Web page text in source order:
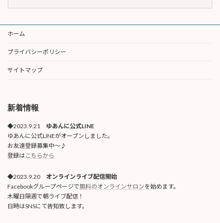
ホーム
プライバシーポリシー
サイトマップ
新着情報
◆2023.9.21 ゆあんに公式LINE
ゆあんに公式LINEがオープンしました。
お友達登録募集中〜♪
登録はこちらから
◆2023.9.20 オンラインライブ配信開始
Facebookグループページで無料のオンラインサロンを始めます。
木曜日隔週で朝ライブ配信！
日時はSNSにて告知致します。